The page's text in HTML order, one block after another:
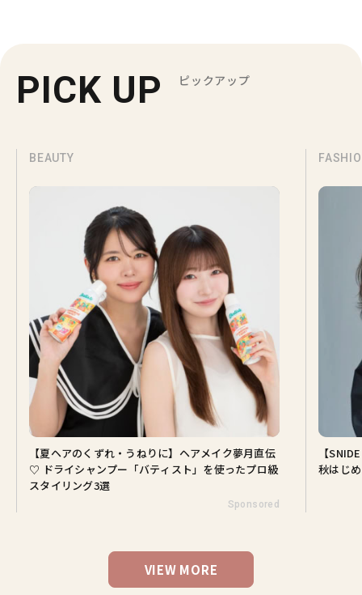
PICK UP ピックアップ
BEAUTY
【夏ヘアのくずれ・うねりに】ヘアメイク夢月直伝
♡ ドライシャンプー「バティスト」を使ったプロ級
スタイリング3選
Sponsored
【
秋はじ
VIEW MORE